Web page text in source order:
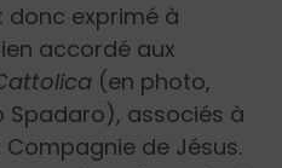
donc exprimé à
accordé aux
(en photo,
Spadaro), associés à
de Jésus.